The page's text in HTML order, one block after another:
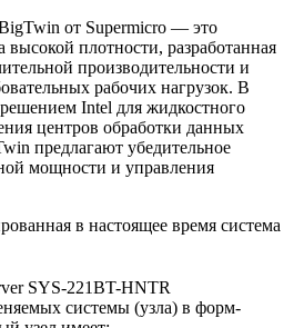
от Supermicro — это
высокой плотности, разработанная
производительности и
рабочих нагрузок. В
Intel для жидкостного
центров обработки данных
предлагают убедительное
мощности и управления
в настоящее время система
SYS-221BT-HNTR
системы (узла) в форм-